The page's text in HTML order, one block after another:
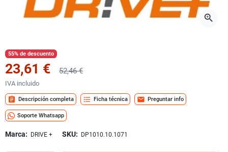
zoom_in
55% de descuento
23,61 € 52,46 €
IVA incluido
assignment Descripción completa format_list_bulleted Ficha técnica mail Preguntar info
Soporte Whatsapp
Marca: DRIVE + SKU: DP1010.10.1071